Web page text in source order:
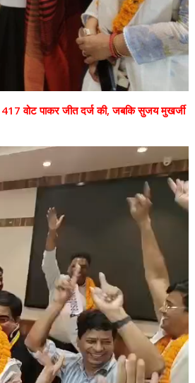
417 वोट पाकर जीत दर्ज की, जबकि सुजय मुखर्जी
All Rights News Bareilly
Uttar
राजनीति हॉट राजनीतिक
प्रथम आगमन पर नवनियुक्त प्रदेश
उपाध्यक्ष सोनू बाल्मीकि का किया गया
स्वागत
August 6, 2021 Editor All Rights 0